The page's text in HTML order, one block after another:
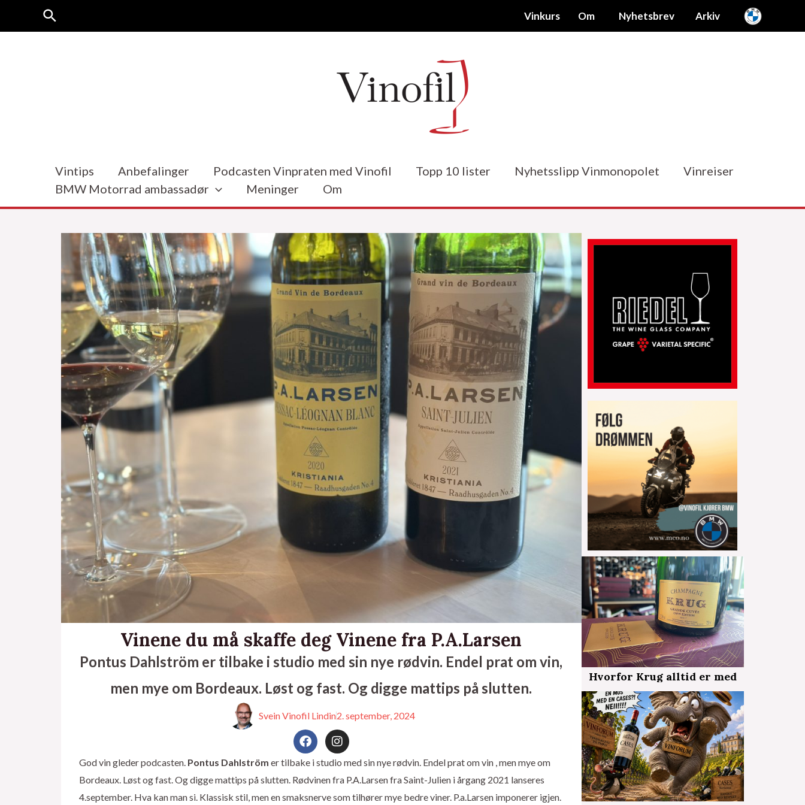
Søk Vinkurs Om Nyhetsbrev Arkiv
Vintips Anbefalinger Podcasten Vinpraten med Vinofil Topp 10 lister Nyhetsslipp Vinmonopolet
Vinreiser
BMW Motorrad ambassadør
Meninger Om
Vinene du må skaffe deg Vinene fra P.A.Larsen
Pontus Dahlström er tilbake i studio med sin nye rødvin. Endel prat om vin,
men mye om Bordeaux. Løst og fast. Og digge mattips på slutten.
Svein Vinofil Lindin2. september, 2024
F
a
c
e
b
o
I
n
s
t
a
g
God vin gleder podcasten. Pontus Dahlström er tilbake i studio med sin nye rødvin. Endel prat om vin , men mye om
Bordeaux. Løst og fast. Og digge mattips på slutten. Rødvinen fra P.A.Larsen fra Saint-Julien i årgang 2021 lanseres
4.september. Hva kan man si. Klassisk stil, men en smaksnerve som tilhører mye bedre viner. P.a.Larsen imponerer igjen.
Hvorfor Krug alltid er med